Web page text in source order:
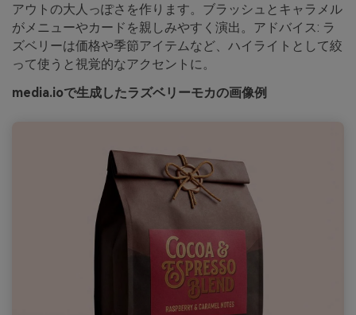
アウトの大人っぽさを作ります。ブラッシュとキャラメル
がメニューやカードを親しみやすく演出。アドバイス: ラ
ズベリーは価格や季節アイテムなど、ハイライトとして絞
って使うと視覚的なアクセントに。
media.ioで生成したラズベリーモカの画像例